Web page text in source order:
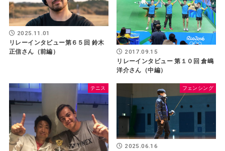
2025.11.01
リレーインタビュー第６５回 鈴木
正信さん（前編）
2017.09.15
リレーインタビュー 第１０回 倉嶋
洋介さん（中編）
テニス フェンシング
2025.06.16